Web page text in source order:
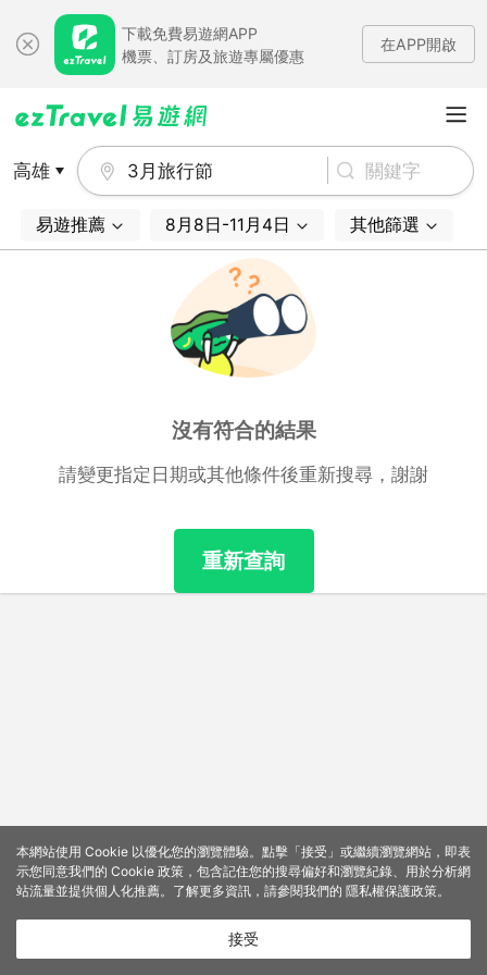
下載免費易遊網APP
機票、訂房及旅遊專屬優惠
在APP開啟
高雄 3月旅行節
易遊推薦 8月8日-11月4日 其他篩選
沒有符合的結果
請變更指定日期或其他條件後重新搜尋，謝謝
重新查詢
本網站使用 Cookie 以優化您的瀏覽體驗。點擊「接受」或繼續瀏覽網站，即表
示您同意我們的 Cookie 政策，包含記住您的搜尋偏好和瀏覽紀錄、用於分析網
站流量並提供個人化推薦。了解更多資訊，請參閱我們的 隱私權保護政策。
接受